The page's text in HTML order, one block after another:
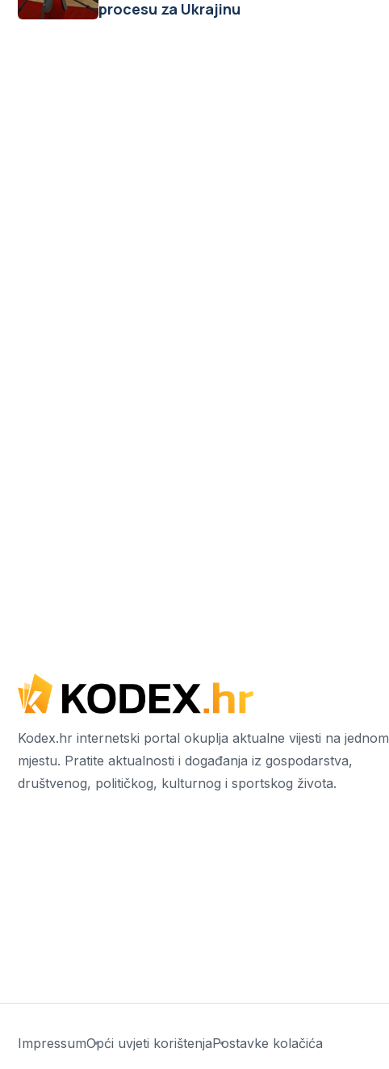
procesu za Ukrajinu
Kodex.hr internetski portal okuplja aktualne vijesti na jednom
mjestu. Pratite aktualnosti i događanja iz gospodarstva,
društvenog, političkog, kulturnog i sportskog života.
ImpressumOpći uvjeti korištenjaPostavke kolačića